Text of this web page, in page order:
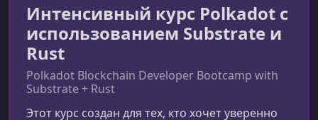
Интенсивный курс Polkadot с
использованием Substrate и
Rust
Polkadot Blockchain Developer Bootcamp with
Substrate + Rust
Этот курс создан для тех, кто хочет уверенно